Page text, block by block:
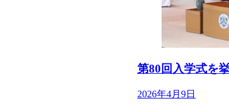
第80回入学式を
2026年4月9日